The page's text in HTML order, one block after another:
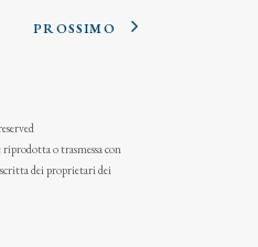
PROSSIMO
riprodotta o trasmessa con
scritta dei proprietari dei